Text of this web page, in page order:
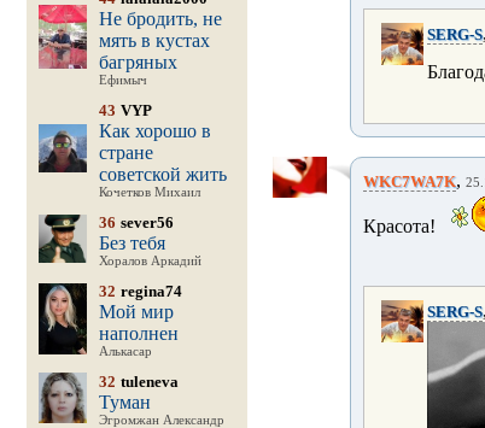
Не бродить, не
мять в кустах
багряных
Ефимыч
43 VYP
Как хорошо в
стране
советской жить
Кочетков Михаил
36 sever56
Без тебя
Хоралов Аркадий
32 regina74
Мой мир
наполнен
Алькасар
32 tuleneva
Туман
Эгромжан Александр
SERG-S,
WKC7WA7K,
Красота!
SERG-S,